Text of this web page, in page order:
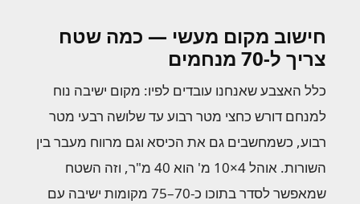
חישוב מקום מעשי — כמה שטח
צריך ל-70 מנחמים
כלל האצבע שאנחנו עובדים לפיו: מקום ישיבה נוח
למנחם דורש כחצי מטר רבוע עד שלושה רבעי מטר
רבוע, כשמחשבים גם את הכיסא וגם מרווח מעבר בין
השורות. אוהל 4×10 מ' הוא 40 מ"ר, וזה השטח
שמאפשר לסדר בתוכו כ-70–75 מקומות ישיבה עם